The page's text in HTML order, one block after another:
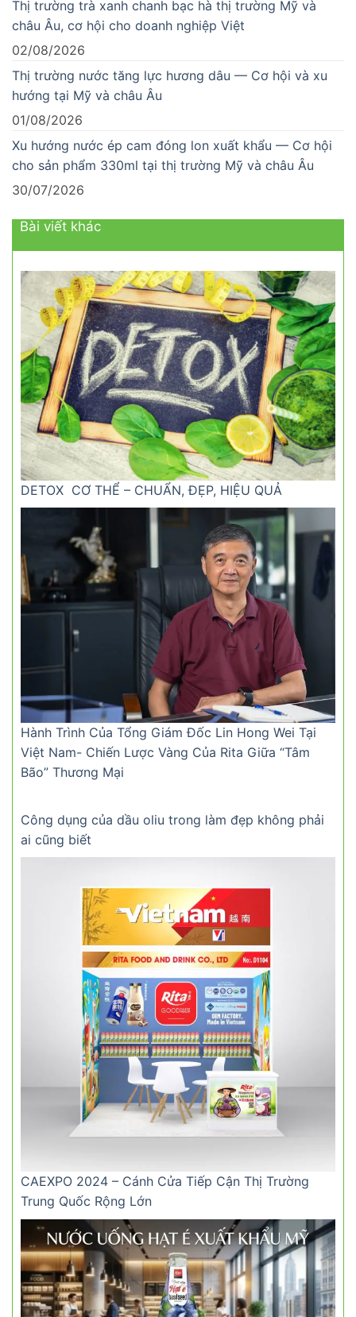
Thị trường trà xanh chanh bạc hà thị trường Mỹ và
châu Âu, cơ hội cho doanh nghiệp Việt
02/08/2026
Thị trường nước tăng lực hương dâu — Cơ hội và xu
hướng tại Mỹ và châu Âu
01/08/2026
Xu hướng nước ép cam đóng lon xuất khẩu — Cơ hội
cho sản phẩm 330ml tại thị trường Mỹ và châu Âu
30/07/2026
Bài viết khác
DETOX CƠ THỂ – CHUẨN, ĐẸP, HIỆU QUẢ
Hành Trình Của Tổng Giám Đốc Lin Hong Wei Tại
Việt Nam- Chiến Lược Vàng Của Rita Giữa “Tâm
Bão” Thương Mại
Công dụng của dầu oliu trong làm đẹp không phải
ai cũng biết
CAEXPO 2024 – Cánh Cửa Tiếp Cận Thị Trường
Trung Quốc Rộng Lớn